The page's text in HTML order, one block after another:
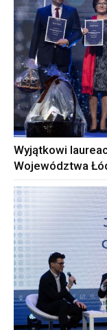
Wyjątkowi
Województwa